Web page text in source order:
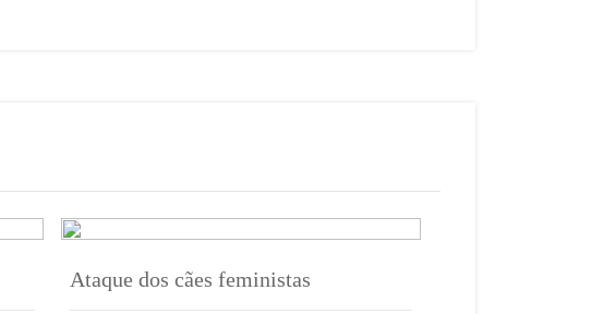
Ataque dos cães feministas